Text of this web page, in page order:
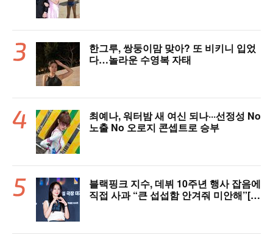
한그루, 쌍둥이맘 맞아? 또 비키니 입었
다…놀라운 수영복 자태
최예나, 워터밤 새 여신 되나···선정성 No
노출 No 오로지 콘셉트로 승부
블랙핑크 지수, 데뷔 10주년 행사 잡음에
직접 사과 “큰 섭섭함 안겨줘 미안해”[핫